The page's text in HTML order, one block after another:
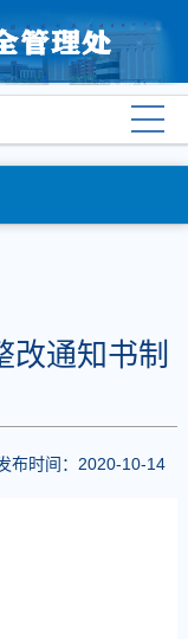
改通知书制
布时间：2020-10-14